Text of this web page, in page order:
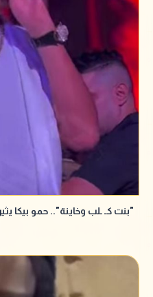
"بنت كـ ـلب وخاينة".. حمو بيكا